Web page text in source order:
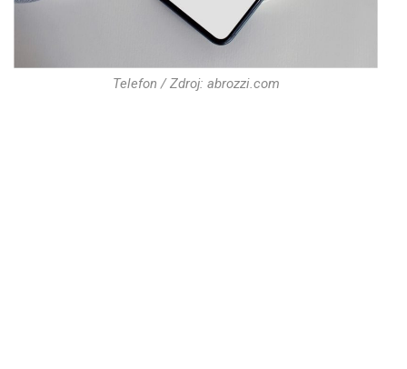
Telefon / Zdroj: abrozzi.com